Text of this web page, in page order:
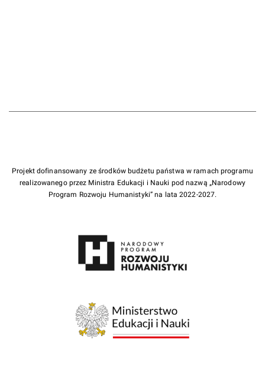
Projekt dofinansowany ze środków budżetu państwa w ramach programu
realizowanego przez Ministra Edukacji i Nauki pod nazwą „Narodowy
Program Rozwoju Humanistyki” na lata 2022-2027.